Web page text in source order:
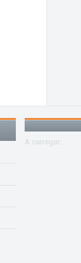
A carregar...